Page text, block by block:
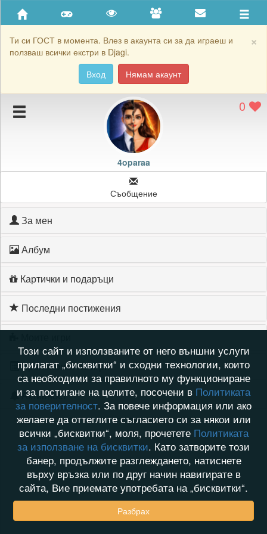
×
Ти си ГОСТ в момента. Влез в акаунта си за да играеш и
ползваш всички екстри в Djagi.
Вход
Нямам акаунт
Приятели
Хронология на игри
Подаръците на 4oparaa
Картичките на 4oparaa
0
4oparaa
Съобщение
За мен
Албум
Картички и подаръци
Последни постижения
Хронология на игри
Активност
Този сайт и използваните от него външни услуги
прилагат „бисквитки“ и сходни технологии, които
са необходими за правилното му функциониране
и за постигане на целите, посочени в Политиката
за поверителност. За повече информация или ако
желаете да оттеглите съгласието си за някои или
всички „бисквитки“, моля, прочетете Политиката
за използване на бисквитки. Като затворите този
банер, продължите разглеждането, натиснете
върху връзка или по друг начин навигирате в
сайта, Вие приемате употребата на „бисквитки“.
Разбрах